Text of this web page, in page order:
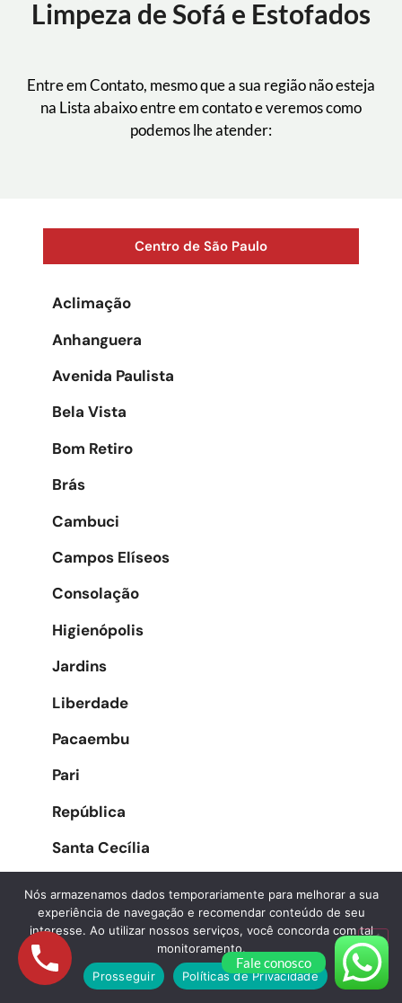
Limpeza de Sofá e Estofados
Entre em Contato, mesmo que a sua região não esteja
na Lista abaixo entre em contato e veremos como
podemos lhe atender:
Centro de São Paulo
Aclimação
Anhanguera
Avenida Paulista
Bela Vista
Bom Retiro
Brás
Cambuci
Campos Elíseos
Consolação
Higienópolis
Jardins
Liberdade
Pacaembu
Pari
República
Santa Cecília
Sé
Vila Buarque
Fale conosco
Nós armazenamos dados temporariamente para melhorar a sua
experiência de navegação e recomendar conteúdo de seu
interesse. Ao utilizar nossos serviços, você concorda com tal
monitoramento.
Prosseguir
Políticas de Privacidade